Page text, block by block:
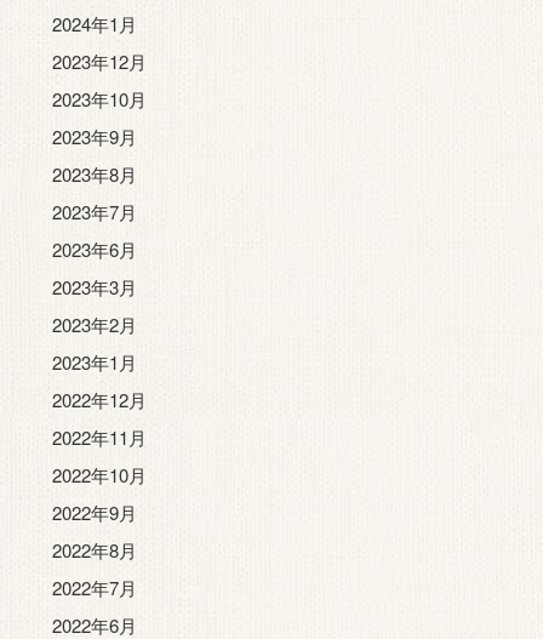
2024年1月
2023年12月
2023年10月
2023年9月
2023年8月
2023年7月
2023年6月
2023年3月
2023年2月
2023年1月
2022年12月
2022年11月
2022年10月
2022年9月
2022年8月
2022年7月
2022年6月